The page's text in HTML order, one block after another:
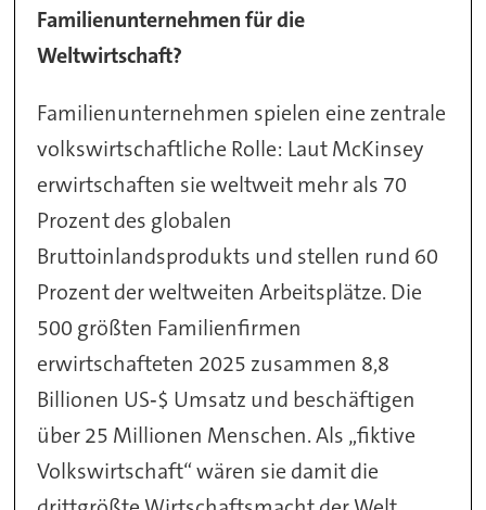
Familienunternehmen für die
Weltwirtschaft?
Familienunternehmen spielen eine zentrale
volkswirtschaftliche Rolle: Laut McKinsey
erwirtschaften sie weltweit mehr als 70
Prozent des globalen
Bruttoinlandsprodukts und stellen rund 60
Prozent der weltweiten Arbeitsplätze. Die
500 größten Familienfirmen
erwirtschafteten 2025 zusammen 8,8
Billionen US‑$ Umsatz und beschäftigen
über 25 Millionen Menschen. Als „fiktive
Volkswirtschaft“ wären sie damit die